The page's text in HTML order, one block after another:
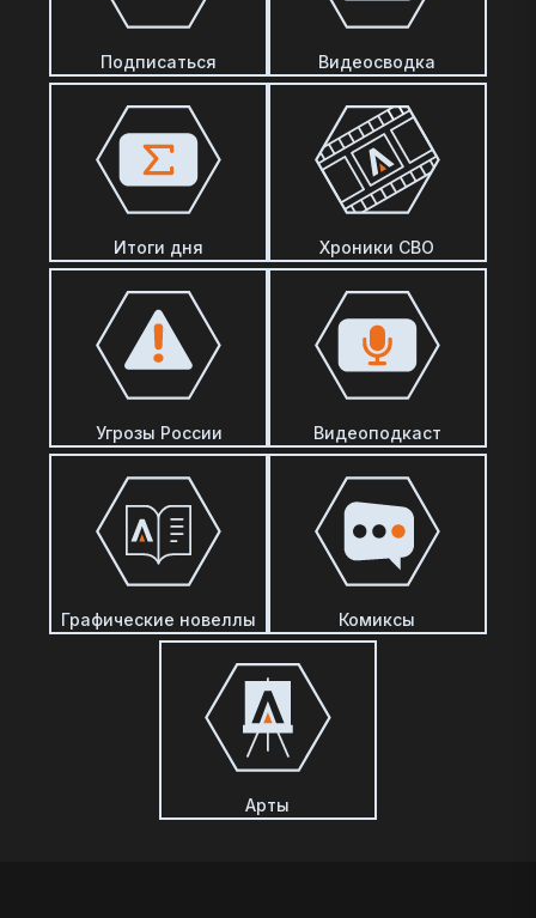
Подписаться Видеосводка
Итоги дня Хроники СВО
Угрозы России Видеоподкаст
Графические новеллы Комиксы
Арты